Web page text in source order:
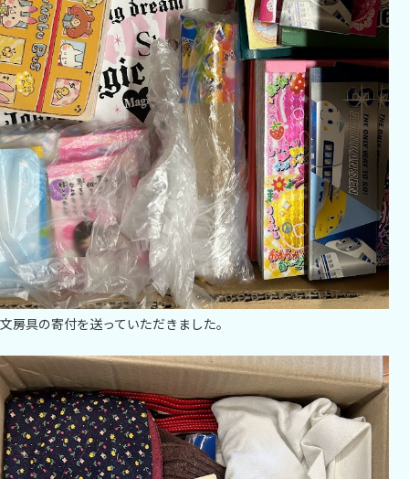
文房具の寄付を送っていただきました。